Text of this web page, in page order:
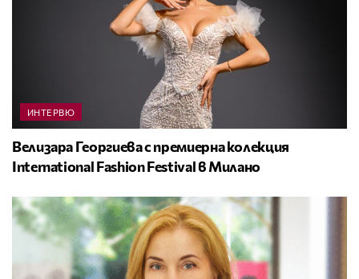
ИНТЕРВЮ
Велизара Георгиева с премиерна колекция
International Fashion Festival в Милано